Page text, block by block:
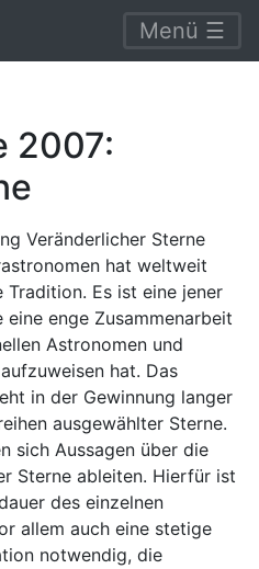
Menü ☰
2007:
Veränderlicher Sterne
hat weltweit
Tradition. Es ist eine jener
eine enge Zusammenarbeit
Astronomen und
hat. Das
in der Gewinnung langer
ausgewählter Sterne.
sich Aussagen über die
Sterne ableiten. Hierfür ist
des einzelnen
allem auch eine stetige
notwendig, die